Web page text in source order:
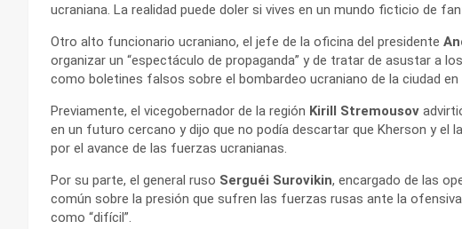
ucraniana. La realidad puede doler si vives en un mundo ficticio de
Otro alto funcionario ucraniano, el jefe de la oficina del presidente
organizar un “espectáculo de propaganda” y de tratar de asustar a
como boletines falsos sobre el bombardeo ucraniano de la ciudad en
Previamente, el vicegobernador de la región Kirill Stremousov
en un futuro cercano y dijo que no podía descartar que Kherson y el
por el avance de las fuerzas ucranianas.
Por su parte, el general ruso Serguéi Surovikin, encargado de las
común sobre la presión que sufren las fuerzas rusas ante la
como “difícil”.